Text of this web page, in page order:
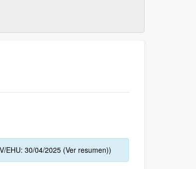
EHU: 30/04/2025 (Ver resumen))